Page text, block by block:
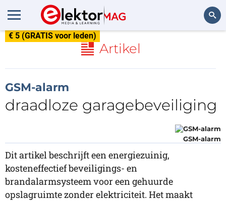
€ 5 (GRATIS voor leden)
Artikel
GSM-alarm
draadloze garagebeveiliging
GSM-alarm
Dit artikel beschrijft een energiezuinig,
kosteneffectief beveiligings- en
brandalarmsysteem voor een gehuurde
opslagruimte zonder elektriciteit. Het maakt